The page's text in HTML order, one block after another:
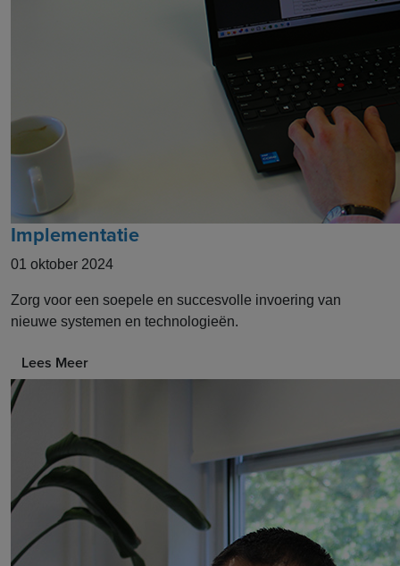
Implementatie
01 oktober 2024
Zorg voor een soepele en succesvolle invoering van
nieuwe systemen en technologieën.
Lees Meer